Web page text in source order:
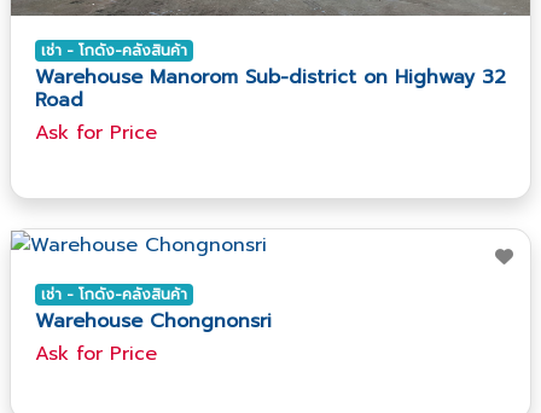
เช่า - โกดัง-คลังสินค้า
Warehouse Manorom Sub-district on Highway 32
Road
Ask​ for​ Price
เช่า - โกดัง-คลังสินค้า
Warehouse Chongnonsri
Ask​ for​ Price